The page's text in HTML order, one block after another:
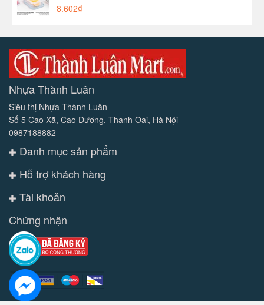
8.602₫
Nhựa Thành Luân
Siêu thị Nhựa Thành Luân
Số 5 Cao Xã, Cao Dương, Thanh Oai, Hà Nội
0987188882
Danh mục sản phẩm
Hỗ trợ khách hàng
Tài khoản
Chứng nhận